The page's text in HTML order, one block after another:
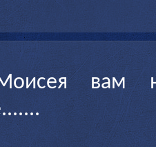
вам